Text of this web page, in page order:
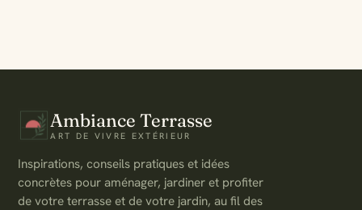
Ambiance Terrasse
ART DE VIVRE EXTÉRIEUR
Inspirations, conseils pratiques et idées
concrètes pour aménager, jardiner et profiter
de votre terrasse et de votre jardin, au fil des